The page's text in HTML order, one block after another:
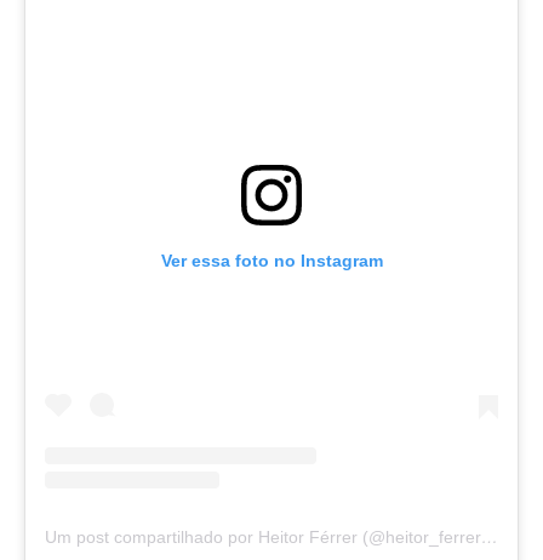
Ver essa foto no Instagram
Um post compartilhado por Heitor Férrer (@heitor_ferrer77)